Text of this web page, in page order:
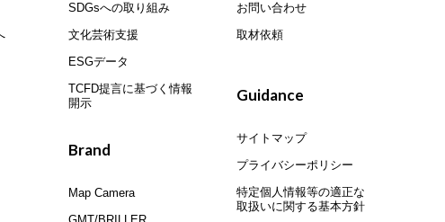
SDGsへの取り組み
文化芸術支援
ESGデータ
TCFD提言に基づく情報
開示
Brand
Map Camera
お問い合わせ
取材依頼
Guidance
サイトマップ
プライバシーポリシー
特定個人情報等の適正な
取扱いに関する基本方針